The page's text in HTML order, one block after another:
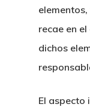
recae en
dichos
El aspecto